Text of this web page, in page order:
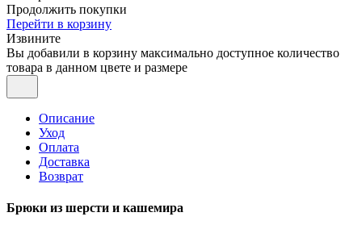
Продолжить покупки
Перейти в корзину
Извините
Вы добавили в корзину максимально доступное количество
товара в данном цвете и размере
Описание
Уход
Оплата
Доставка
Возврат
Брюки из шерсти и кашемира